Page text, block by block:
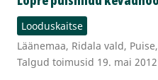
Looduskaitse
Läänemaa, Ridala vald,
Talgud toimusid 19. mai 2012